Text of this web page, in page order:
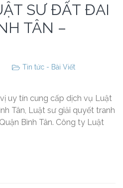
SƯ ĐẤT ĐAI
TÂN –
Tin tức - Bài Viết
uy tín cung cấp dịch vụ Luật
Tân, Luật sư giải quyết tranh
Bình Tân. Công ty Luật